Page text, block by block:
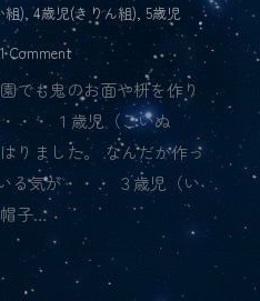
組),4歳児(きりん組), 5歳児
1 Comment
でも鬼のお面や枡を作り
・・ １歳児（こいぬ
ました。 なんだか作っ
る気が・・・ ３歳児（い
子…